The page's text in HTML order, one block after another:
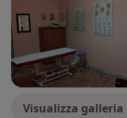
Visualizza galleria